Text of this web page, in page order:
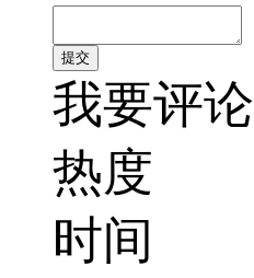
我要评论
热度
时间